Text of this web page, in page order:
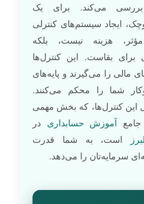
می‌کند. برای یک
ایجاد سیستم‌های کنترلی
هزینه نیست، بلکه
برای بقاست. این کنترل‌ها
مالی را می‌گیرند و پایه‌های
شما را محکم می‌کنند.
این کنترل‌ها، که بخش مهمی
جامع
آموزش حسابداری در
است، به شما قدرت
سرمایه‌تان را می‌دهد.